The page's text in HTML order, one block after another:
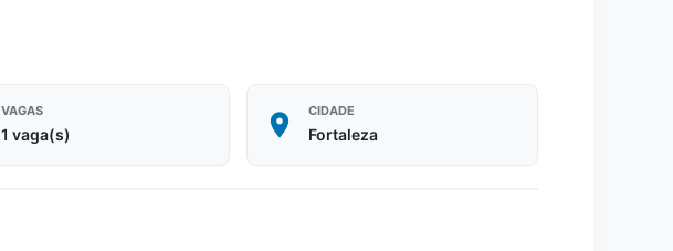
VAGAS
1 vaga(s)
CIDADE
Fortaleza